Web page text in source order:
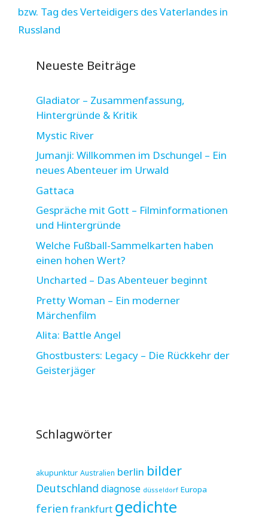
bzw. Tag des Verteidigers des Vaterlandes in
Russland
Neueste Beiträge
Gladiator – Zusammenfassung,
Hintergründe & Kritik
Mystic River
Jumanji: Willkommen im Dschungel – Ein
neues Abenteuer im Urwald
Gattaca
Gespräche mit Gott – Filminformationen
und Hintergründe
Welche Fußball-Sammelkarten haben
einen hohen Wert?
Uncharted – Das Abenteuer beginnt
Pretty Woman – Ein moderner
Märchenfilm
Alita: Battle Angel
Ghostbusters: Legacy – Die Rückkehr der
Geisterjäger
Schlagwörter
akupunktur Australien berlin bilder
Deutschland diagnose düsseldorf Europa
ferien frankfurt gedichte